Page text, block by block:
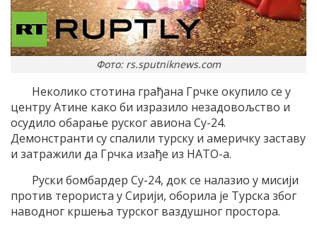
Фото: rs.sputniknews.com
Неколико стотина грађана Грчке окупило се у
центру Атине како би изразило незадовољство и
осудило обарање руског авиона Су-24.
Демонстранти су спалили турску и америчку заставу
и затражили да Грчка изађе из НАТО-а.
Руски бомбардер Су-24, док се налазио у мисији
против терориста у Сирији, оборила је Турска због
наводног кршења турског ваздушног простора.